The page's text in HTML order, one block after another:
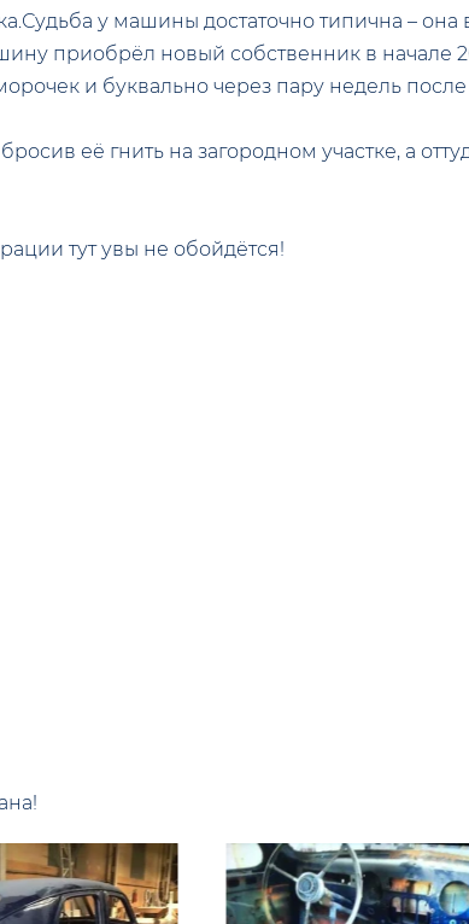
у машины достаточно типична – она
приобрёл новый собственник в начале
и буквально через пару недель после
её гнить на загородном участке, а
тут увы не обойдётся!